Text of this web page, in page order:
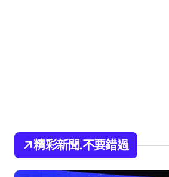
精彩新聞.不要錯過